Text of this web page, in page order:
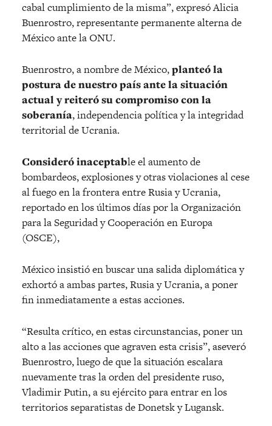
cabal cumplimiento de la misma”, expresó Alicia
Buenrostro, representante permanente alterna de
México ante la ONU.
Buenrostro, a nombre de México,planteó la
postura de nuestro país ante la situación
actual y reiteró su compromiso con la
soberanía, independencia política y la integridad
territorial de Ucrania.
Consideró inaceptable el aumento de
bombardeos, explosiones y otras violaciones al cese
al fuego en la frontera entre Rusia y Ucrania,
reportado en los últimos días por la Organización
para la Seguridad y Cooperación en Europa
(OSCE),
México insistió en buscar una salida diplomática y
exhortó a ambas partes, Rusia y Ucrania, a poner
fin inmediatamente a estas acciones.
“Resulta crítico, en estas circunstancias, poner un
alto a las acciones que agraven esta crisis”, aseveró
Buenrostro, luego de que la situación escalara
nuevamente tras la orden del presidente ruso,
Vladimir Putin, a su ejército para entrar en los
territorios separatistas de Donetsk y Lugansk.